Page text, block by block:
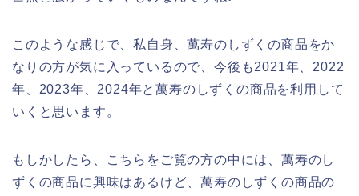
このような感じで、私自身、萬寿のしずくの商品をか
なりの方が気に入っているので、今後も2021年、2022
年、2023年、2024年と萬寿のしずくの商品を利用して
いくと思います。
もしかしたら、こちらをご覧の方の中には、萬寿のし
ずくの商品に興味はあるけど、萬寿のしずくの商品の